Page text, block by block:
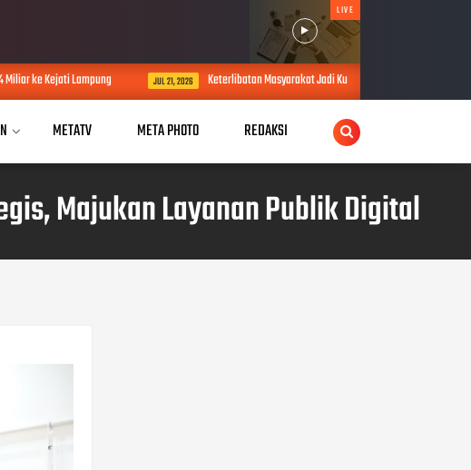
LIVE
ke Kejati Lampung JUL 21, 2026 Keterlibatan Masyarakat Jadi Kunci Akurasi Data Pertanahan
METATV META PHOTO REDAKSI
Majukan Layanan Publik Digital